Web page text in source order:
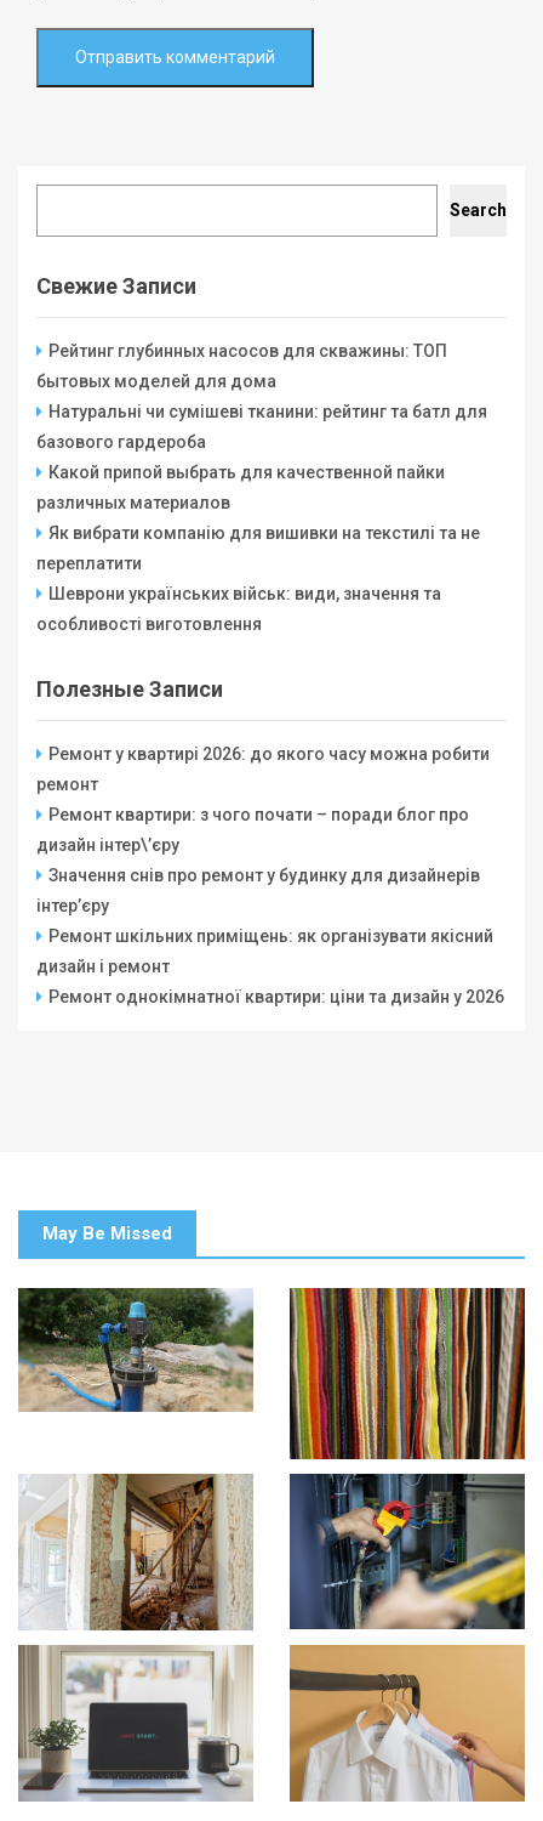
Search
Свежие Записи
Рейтинг глубинных насосов для скважины: ТОП
бытовых моделей для дома
Натуральні чи сумішеві тканини: рейтинг та батл для
базового гардероба
Какой припой выбрать для качественной пайки
различных материалов
Як вибрати компанію для вишивки на текстилі та не
переплатити
Шеврони українських військ: види, значення та
особливості виготовлення
Полезные Записи
Ремонт у квартирі 2026: до якого часу можна робити
ремонт
Ремонт квартири: з чого почати – поради блог про
дизайн інтер\’єру
Значення снів про ремонт у будинку для дизайнерів
інтер’єру
Ремонт шкільних приміщень: як організувати якісний
дизайн і ремонт
Ремонт однокімнатної квартири: ціни та дизайн у 2026
May Be Missed